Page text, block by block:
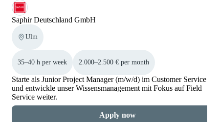
Saphir Deutschland GmbH
Ulm
35–40 h per week 2.000–2.500 € per month
Starte als Junior Project Manager (m/w/d) im Customer Service
und entwickle unser Wissensmanagement mit Fokus auf Field
Service weiter.
Apply now